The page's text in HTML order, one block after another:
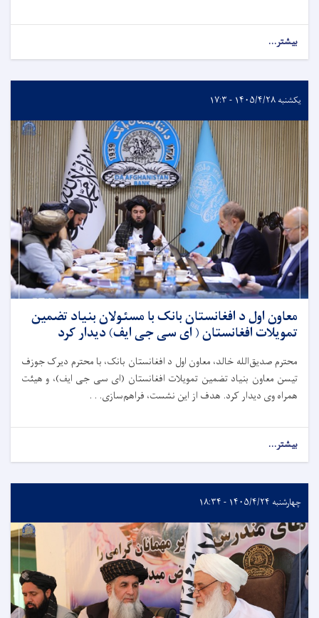
بیشتر...
یکشنبه ۱۴۰۵/۴/۲۸ - ۱۷:۳
معاون اول د افغانستان بانک با مسئولان بنیاد تضمین
تمویلات افغانستان ( ای سی جی ایف) دیدار کرد
محترم صدیق‌الله خالد، معاون اول د افغانستان بانک، با محترم دیرک جوزف
تیسن معاون بنیاد تضمین تمویلات افغانستان (ای سی جی ایف)، و هیئت
همراه وی دیدار کرد. هدف از این نشست، فراهم‌سازی. . .
بیشتر...
چهارشنبه ۱۴۰۵/۴/۲۴ - ۱۸:۳۴